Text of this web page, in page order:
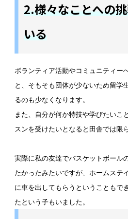
2.様々なことへの
いる
ボランティア活動やコミュニティー
と、そもそも団体が少ないため留学
るのも少なくなります。
また、自分が何か特技や学びたいこ
スンを受けたいとなると田舎では限
実際に私の友達でバスケットボール
たかったみたいですが、ホームステ
に車を出してもらうということもで
たという子もいました。